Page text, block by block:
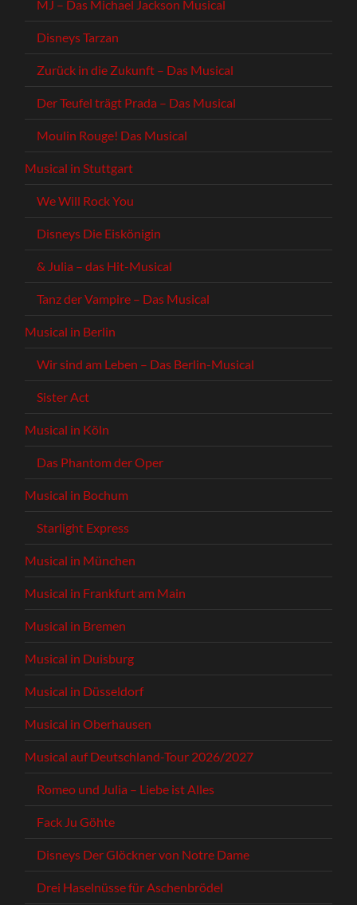
MJ – Das Michael Jackson Musical
Disneys Tarzan
Zurück in die Zukunft – Das Musical
Der Teufel trägt Prada – Das Musical
Moulin Rouge! Das Musical
Musical in Stuttgart
We Will Rock You
Disneys Die Eiskönigin
& Julia – das Hit-Musical
Tanz der Vampire – Das Musical
Musical in Berlin
Wir sind am Leben – Das Berlin-Musical
Sister Act
Musical in Köln
Das Phantom der Oper
Musical in Bochum
Starlight Express
Musical in München
Musical in Frankfurt am Main
Musical in Bremen
Musical in Duisburg
Musical in Düsseldorf
Musical in Oberhausen
Musical auf Deutschland-Tour 2026/2027
Romeo und Julia – Liebe ist Alles
Fack Ju Göhte
Disneys Der Glöckner von Notre Dame
Drei Haselnüsse für Aschenbrödel